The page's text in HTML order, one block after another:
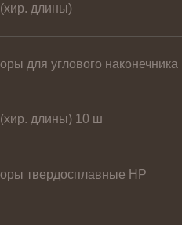
(хир. длины)
для углового наконечника
(хир. длины) 10 ш
твердосплавные НР